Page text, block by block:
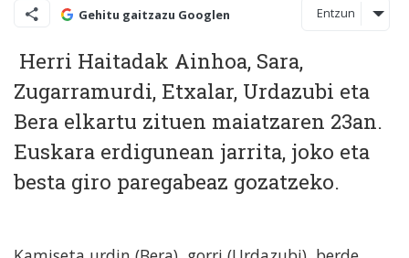
Gehitu gaitzazu Googlen Entzun
Herri Haitadak Ainhoa, Sara,
Zugarramurdi, Etxalar, Urdazubi eta
Bera elkartu zituen maiatzaren 23an.
Euskara erdigunean jarrita, joko eta
besta giro paregabeaz gozatzeko.